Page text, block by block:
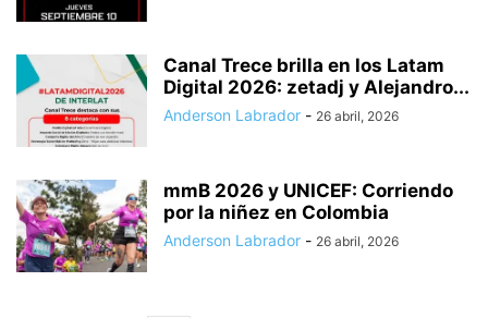
Canal Trece brilla en los Latam
Digital 2026: zetadj y Alejandro...
Anderson Labrador - 26 abril, 2026
mmB 2026 y UNICEF: Corriendo
por la niñez en Colombia
Anderson Labrador - 26 abril, 2026